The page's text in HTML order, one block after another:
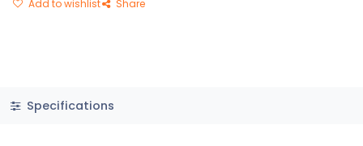
Add to wishlist Share
Specifications